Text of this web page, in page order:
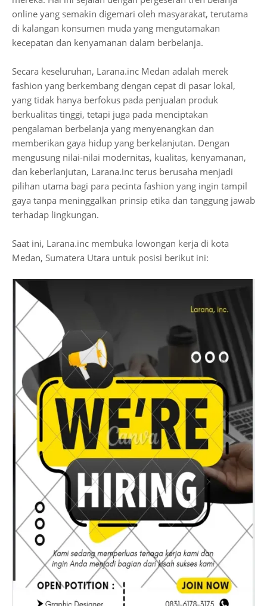
online yang semakin digemari oleh masyarakat, terutama
di kalangan konsumen muda yang mengutamakan
kecepatan dan kenyamanan dalam berbelanja.
Secara keseluruhan, Larana.inc Medan adalah merek
fashion yang berkembang dengan cepat di pasar lokal,
yang tidak hanya berfokus pada penjualan produk
berkualitas tinggi, tetapi juga pada menciptakan
pengalaman berbelanja yang menyenangkan dan
memberikan gaya hidup yang berkelanjutan. Dengan
mengusung nilai-nilai modernitas, kualitas, kenyamanan,
dan keberlanjutan, Larana.inc terus berusaha menjadi
pilihan utama bagi para pecinta fashion yang ingin tampil
gaya tanpa meninggalkan prinsip etika dan tanggung jawab
terhadap lingkungan.
Saat ini, Larana.inc membuka lowongan kerja di kota
Medan, Sumatera Utara untuk posisi berikut ini: